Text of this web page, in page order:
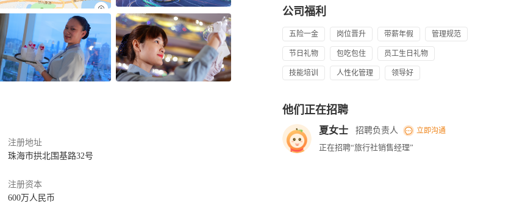
级领导和社会各界人士高度认可。历年来，龙珠达集团参
建、扶贫济困、基层教育、对口资助怒江贫困学生等社会公
魅力假日酒店”、“来魅力壁画村”、“龙珠达国际酒店”、到
达集团始终秉承与时俱进，践行优质服务。
”三大战略，多元化布局，规模化运营，业务范围集酒店管
。
具、精品、鞋类、时尚餐饮一应俱全，具备领先的管理理
广珠城轨总站主楼， 全国首个集拱北口岸、青茂口岸、高
达3亿元， 辐射粤港澳大湾区， 打造沉浸式商业空间购物
注册地址
珠海市拱北围基路32号
注册资本
600万人民币
公司福利
五险一金 岗位晋升 带薪年假 管理规范
节日礼物 包吃包住 员工生日礼物
技能培训 人性化管理 领导好
他们正在招聘
夏女士 招聘负责人 立即沟通
正在招聘“旅行社销售经理”